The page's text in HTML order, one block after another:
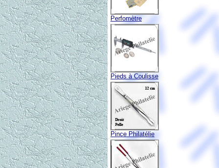
Perfomètre
Pieds à Coulisse
Pince Philatélie